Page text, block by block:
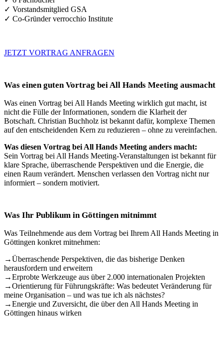
✓ Vorstandsmitglied GSA
✓ Co-Gründer verrocchio Institute
JETZT VORTRAG ANFRAGEN
Was einen guten Vortrag bei All Hands Meeting ausmacht
Was einen Vortrag bei All Hands Meeting wirklich gut macht, ist
nicht die Fülle der Informationen, sondern die Klarheit der
Botschaft. Christian Buchholz ist bekannt dafür, komplexe Themen
auf den entscheidenden Kern zu reduzieren – ohne zu vereinfachen.
Was diesen Vortrag bei All Hands Meeting anders macht:
Sein Vortrag bei All Hands Meeting-Veranstaltungen ist bekannt für
klare Sprache, überraschende Perspektiven und die Energie, die
einen Raum verändert. Menschen verlassen den Vortrag nicht nur
informiert – sondern motiviert.
Was Ihr Publikum in Göttingen mitnimmt
Was Teilnehmende aus dem Vortrag bei Ihrem All Hands Meeting in
Göttingen konkret mitnehmen:
→Überraschende Perspektiven, die das bisherige Denken
herausfordern und erweitern
→Erprobte Werkzeuge aus über 2.000 internationalen Projekten
→Orientierung für Führungskräfte: Was bedeutet Veränderung für
meine Organisation – und was tue ich als nächstes?
→Energie und Zuversicht, die über den All Hands Meeting in
Göttingen hinaus wirken